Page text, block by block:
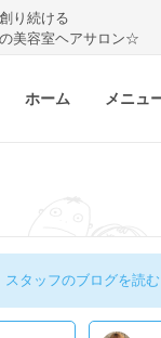
り続ける
美容室ヘアサロン☆
ホーム メニュ
スタッフのブログを読む